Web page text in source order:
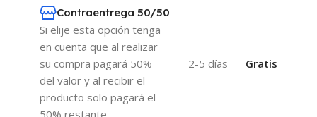
Contraentrega 50/50
Si elije esta opción tenga
en cuenta que al realizar
su compra pagará 50%
del valor y al recibir el
producto solo pagará el
50% restante.
2-5 días Gratis